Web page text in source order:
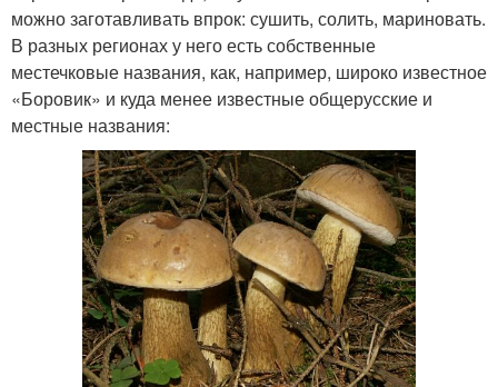
можно заготавливать впрок: сушить, солить, мариновать.
В разных регионах у него есть собственные
местечковые названия, как, например, широко известное
«Боровик» и куда менее известные общерусские и
местные названия: